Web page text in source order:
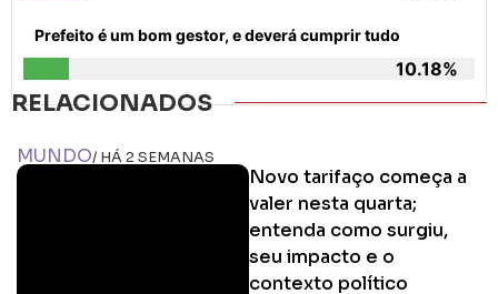
Prefeito é um bom gestor, e deverá cumprir tudo
10.18%
RELACIONADOS
MUNDO/ HÁ 2 SEMANAS
Novo tarifaço começa a
valer nesta quarta;
entenda como surgiu,
seu impacto e o
contexto político